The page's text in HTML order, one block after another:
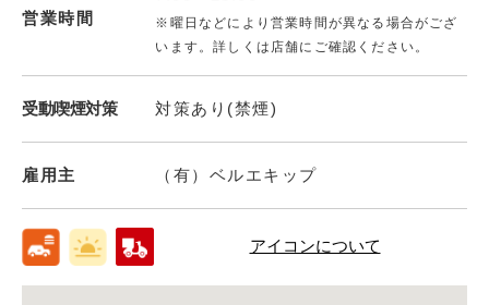
営業時間
※曜日などにより営業時間が異なる場合がござ
います。詳しくは店舗にご確認ください。
受動喫煙対策 対策あり(禁煙)
雇用主 （有）ベルエキップ
アイコンについて